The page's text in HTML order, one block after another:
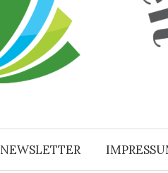
NEWSLETTER